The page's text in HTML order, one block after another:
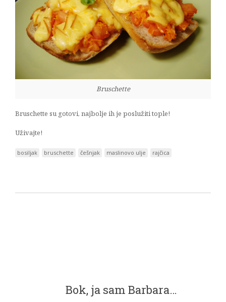
Bruschette
Bruschette su gotovi, najbolje ih je poslužiti tople!
Uživajte!
bosiljak bruschette češnjak maslinovo ulje rajčica
Bok, ja sam Barbara…